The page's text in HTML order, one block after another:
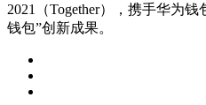
2021（Together），携手华为
钱包”创新成果。